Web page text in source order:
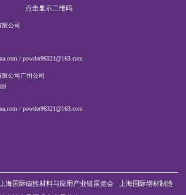
点击显示二维码
公司
/ powder96321@163.com
公司广州公司
/ powder96321@163.com
上海国际磁性材料与应用产业链展览会
上海国际增材制造